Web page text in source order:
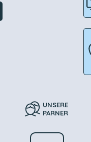
UNSERE
PARNER